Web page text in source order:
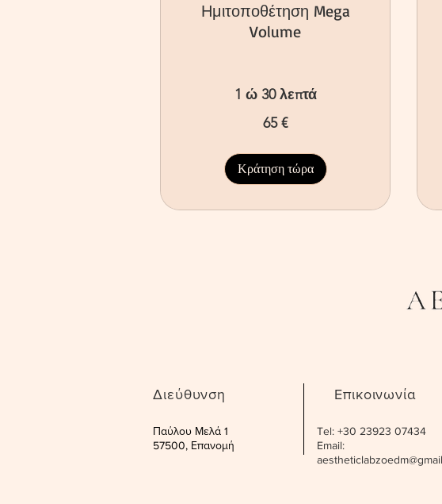
Ημιτοποθέτηση Mega
Volume
1 ώ 30 λεπτά
65 €
Κράτηση τώρα
Διεύθυνση
Παύλου Μελά 1
57500, Επανομή
Επικοινωνία
Tel: +30 23923 07434
Email: